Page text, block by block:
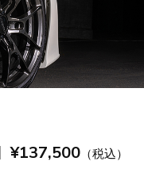
¥137,500 （税込）